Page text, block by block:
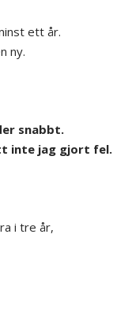
ett år.
ny.
snabbt.
inte jag gjort fel.
i tre år,